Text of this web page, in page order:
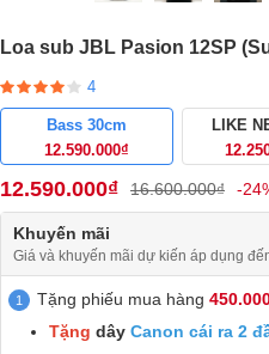
Loa sub JBL Pasion 12SP
4
Bass 30cm
12.590.000₫
LIKE
12.590.000₫ 16.600.000₫ -
Khuyến mãi
Giá và khuyến mãi dự kiến áp dụng
Tặng phiếu mua hàng
Tặng dây Canon cái ra 2